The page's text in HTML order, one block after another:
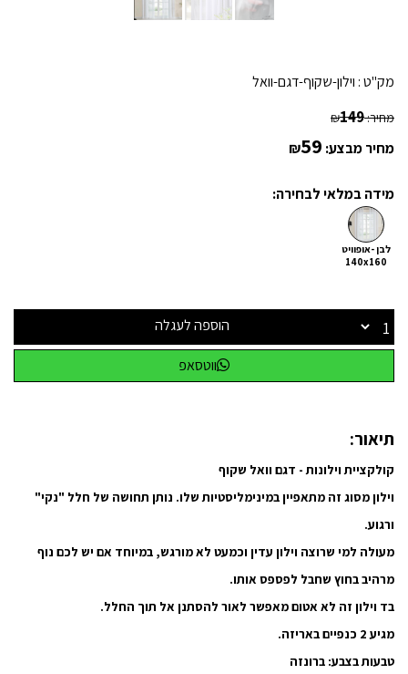
מק"ט : וילון-שקוף-דגם-וואל
מחיר: ₪149
מחיר מבצע: ₪59
מידה במלאי לבחירה:
לבן -אופוויט
140x160
הוספה לעגלה
ווטסאפ
תיאור:
קולקציית וילונות - דגם וואל שקוף
וילון מסוג זה מתאפיין במינימליסטיות שלו. נותן תחושה של חלל "נקי"
ורגוע.
מעולה למי שרוצה וילון עדין וכמעט לא מורגש, במיוחד אם יש לכם נוף
מרהיב בחוץ שחבל לפספס אותו.
בד וילון זה לא אטום מאפשר לאור להסתנן אל תוך החלל.
מגיע 2 כנפיים באריזה.
טבעות בצבע: ברונזה